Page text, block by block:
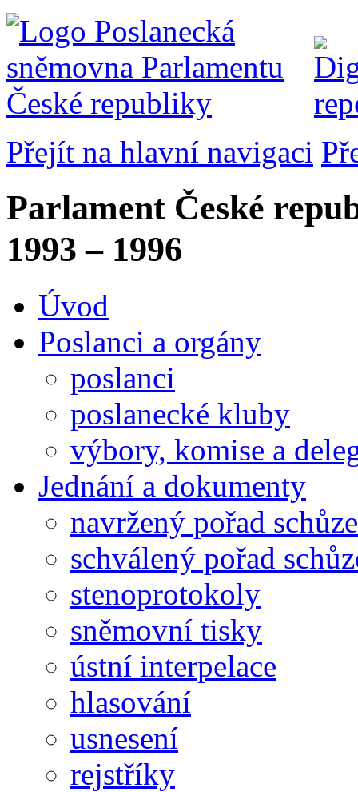
Přejít na hlavní navigaci
Parlament České
1993 – 1996
Úvod
Poslanci a orgány
poslanci
poslanecké kluby
výbory, komise a
Jednání a dokumenty
navržený pořad schůze
schválený pořad
stenoprotokoly
sněmovní tisky
ústní interpelace
hlasování
usnesení
rejstříky